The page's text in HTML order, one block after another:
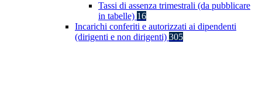
Tassi di assenza trimestrali (da pubblicare
in tabelle) 16
Incarichi conferiti e autorizzati ai dipendenti
(dirigenti e non dirigenti) 305